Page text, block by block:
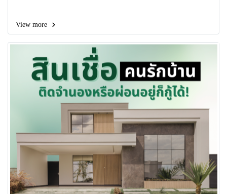
View more